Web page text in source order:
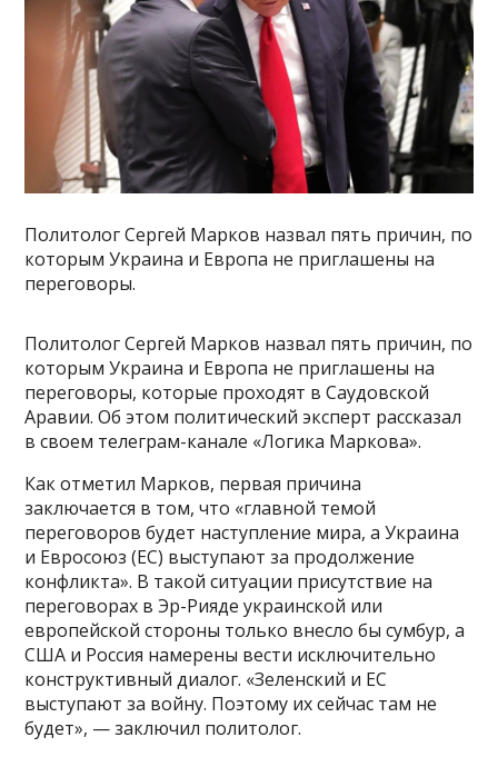
Политолог Сергей Марков назвал пять причин, по
которым Украина и Европа не приглашены на
переговоры.
Политолог Сергей Марков назвал пять причин, по
которым Украина и Европа не приглашены на
переговоры, которые проходят в Саудовской
Аравии. Об этом политический эксперт рассказал
в своем телеграм-канале «Логика Маркова».
Как отметил Марков, первая причина
заключается в том, что «главной темой
переговоров будет наступление мира, а Украина
и Евросоюз (ЕС) выступают за продолжение
конфликта». В такой ситуации присутствие на
переговорах в Эр-Рияде украинской или
европейской стороны только внесло бы сумбур, а
США и Россия намерены вести исключительно
конструктивный диалог. «Зеленский и ЕС
выступают за войну. Поэтому их сейчас там не
будет», — заключил политолог.